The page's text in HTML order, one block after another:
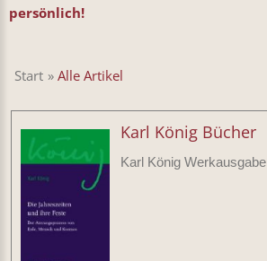
persönlich!
Start » Alle Artikel
Karl König Bücher
Karl König Werkausgabe